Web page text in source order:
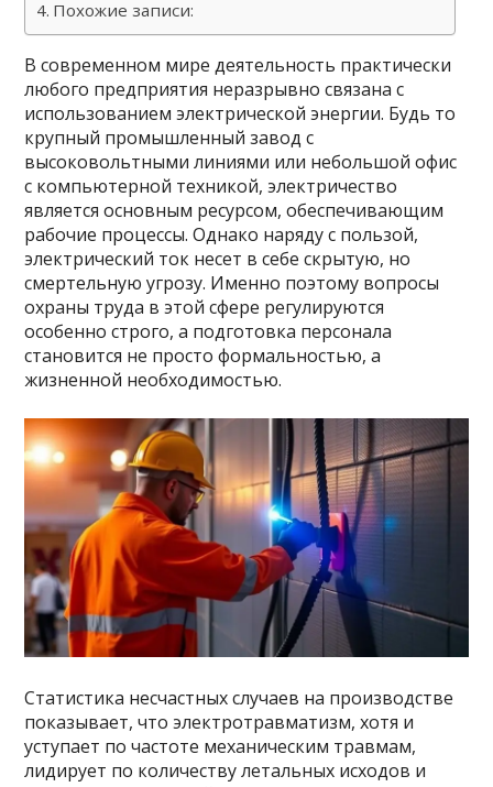
Похожие записи:
В современном мире деятельность практически
любого предприятия неразрывно связана с
использованием электрической энергии. Будь то
крупный промышленный завод с
высоковольтными линиями или небольшой офис
с компьютерной техникой, электричество
является основным ресурсом, обеспечивающим
рабочие процессы. Однако наряду с пользой,
электрический ток несет в себе скрытую, но
смертельную угрозу. Именно поэтому вопросы
охраны труда в этой сфере регулируются
особенно строго, а подготовка персонала
становится не просто формальностью, а
жизненной необходимостью.
Статистика несчастных случаев на производстве
показывает, что электротравматизм, хотя и
уступает по частоте механическим травмам,
лидирует по количеству летальных исходов и